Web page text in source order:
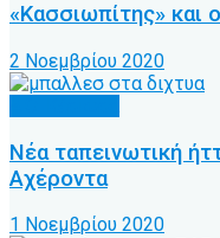
«Κασσιωπίτης» και
2 Νοεμβρίου 2020
Νέα ταπεινωτική
Αχέροντα
1 Νοεμβρίου 2020